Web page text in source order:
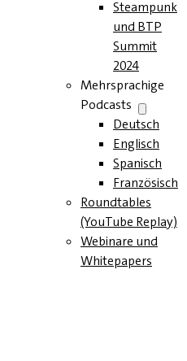
Steampunk
und BTP
Summit
2024
Mehrsprachige
Podcasts
Deutsch
Englisch
Spanisch
Französisch
Roundtables
(YouTube Replay)
Webinare und
Whitepapers